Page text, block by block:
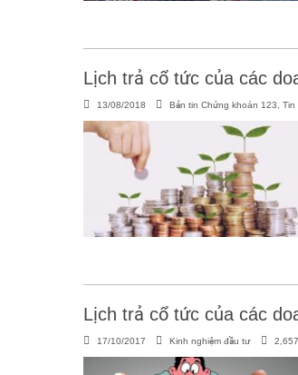
Lịch trả cổ tức của các
13/08/2018 Bản tin Chứng khoán 123 Tin
Lịch trả cổ tức của các
17/10/2017 Kinh nghiệm đầu tư